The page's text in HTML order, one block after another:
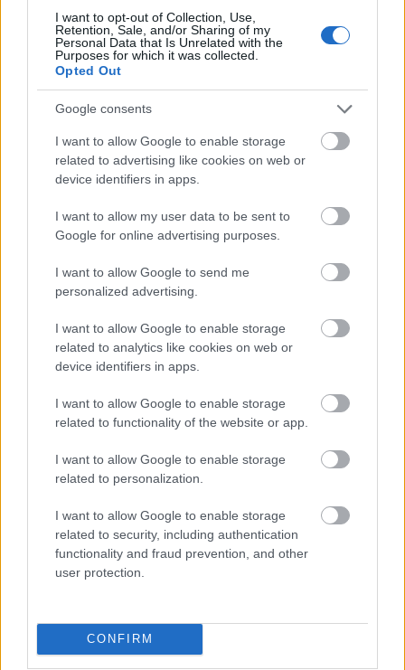
I want to opt-out of Collection, Use,
Retention, Sale, and/or Sharing of my
Personal Data that Is Unrelated with the
Purposes for which it was collected.
Opted Out
Google consents
I want to allow Google to enable storage
related to advertising like cookies on web or
device identifiers in apps.
I want to allow my user data to be sent to
Google for online advertising purposes.
I want to allow Google to send me
personalized advertising.
I want to allow Google to enable storage
related to analytics like cookies on web or
device identifiers in apps.
I want to allow Google to enable storage
related to functionality of the website or app.
I want to allow Google to enable storage
related to personalization.
I want to allow Google to enable storage
related to security, including authentication
functionality and fraud prevention, and other
user protection.
CONFIRM
vérnyomásunk és lassul a pulzusunk, a növekedési
hormon (HGH) több mint hetven százalékát a
bőrünk alvás közben termeli, ez pedig
tudományosan alátámasztja, hogy éjszaka nem
csak álmodunk, de szépülünk is. Az egészséges és
ragyogó bőrkép érdekében már a kora esti órákban
fontos folyamatok mennek végbe szervezetünkben.
Ilyenkor éri el a bőr felszívó képességének csúcsát,
valamint később az éjszaka folyamán, az
úgynevezett lassú hullámú mélyalvás
állapotában zajlik a sejt újraképződés és
regenerálódás, illetve a nyirok- és kapilláris
rendszerből ilyenkor tudja a bőr elvezetni a káros
anyagokat Továbbá ebben a fázisban termelődik
a legtöbb kollagén és elasztin, amely a bőr
rugalmasságát szolgálja” - mondja a
neurológus.